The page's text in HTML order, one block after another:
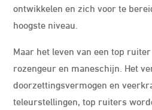
ontwikkelen en zich voor te
hoogste niveau.
Maar het leven van een top
rozengeur en maneschijn. Het
doorzettingsvermogen en
teleurstellingen, top ruiters